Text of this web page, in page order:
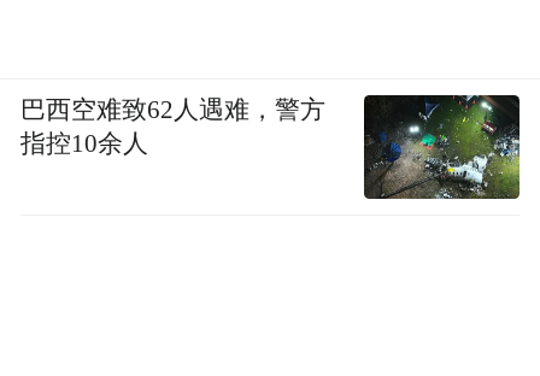
巴西空难致62人遇难，警方
指控10余人